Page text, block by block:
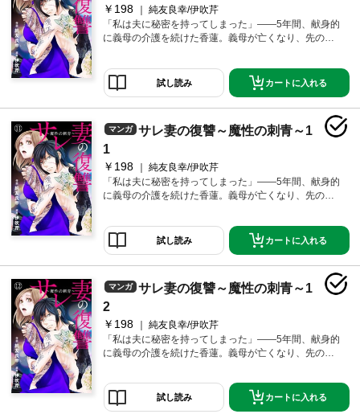
られていた……。「旦那を地獄に堕としてやれよ…ど
うせ死ぬならその前に」その日、胸に彫った「秘密」
が香蓮の運命を変えていく――。
￥198
純友良幸/伊吹芹
「私は夫に秘密を持ってしまった」――5年間、献身的
に義母の介護を続けた香蓮。義母が亡くなり、先の見
わってからでないと、古風で献身的な嫁の鑑を介護が
終わった途端に捨てるとか外聞が悪すぎるだろ」そう
笑いながら愛人と電話する夫は、介護疲れで老け込ん
だ香蓮を捨てて若く綺麗な女を選ぼうとしていた。自
暴自棄になった香蓮は飛び降り自殺を図るが、とある
男に止められる。その男は彫師を名乗り、その脇腹に
は「香蓮」の名前と同じ美しい蓮の花のタトゥーが彫
られていた……。「旦那を地獄に堕としてやれよ…ど
うせ死ぬならその前に」その日、胸に彫った「秘密」
が香蓮の運命を変えていく――。
試し読み カートに入れる
マンガ
サレ妻の復讐～魔性の刺青～1
1
￥198
純友良幸/伊吹芹
「私は夫に秘密を持ってしまった」――5年間、献身的
に義母の介護を続けた香蓮。義母が亡くなり、先の見
わってからでないと、古風で献身的な嫁の鑑を介護が
終わった途端に捨てるとか外聞が悪すぎるだろ」そう
笑いながら愛人と電話する夫は、介護疲れで老け込ん
だ香蓮を捨てて若く綺麗な女を選ぼうとしていた。自
暴自棄になった香蓮は飛び降り自殺を図るが、とある
男に止められる。その男は彫師を名乗り、その脇腹に
は「香蓮」の名前と同じ美しい蓮の花のタトゥーが彫
られていた……。「旦那を地獄に堕としてやれよ…ど
うせ死ぬならその前に」その日、胸に彫った「秘密」
が香蓮の運命を変えていく――。
試し読み カートに入れる
マンガ
サレ妻の復讐～魔性の刺青～1
2
￥198
純友良幸/伊吹芹
「私は夫に秘密を持ってしまった」――5年間、献身的
に義母の介護を続けた香蓮。義母が亡くなり、先の見
気を知る。「離婚はまだできない。せめて一周忌は終
わってからでないと、古風で献身的な嫁の鑑を介護が
終わった途端に捨てるとか外聞が悪すぎるだろ」そう
試し読み カートに入れる